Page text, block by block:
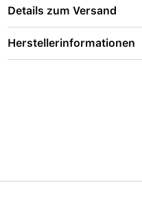
Details zum Versand
Herstellerinformationen